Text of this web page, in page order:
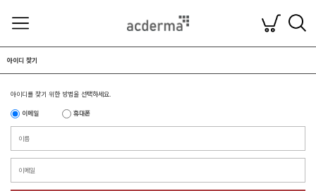
아이디 찾기
아이디를 찾기 위한 방법을 선택하세요.
이메일 휴대폰